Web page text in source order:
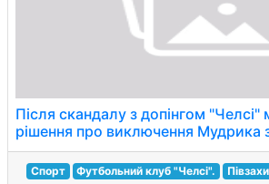
Після скандалу з допінгом
рішення про виключення Мудрика
Спорт Футбольний клуб "Челсі".